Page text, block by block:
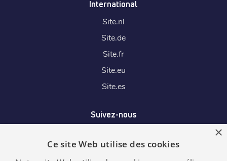
International
Site.nl
Site.de
Site.fr
Site.eu
Site.es
Suivez-nous
Nous acceptons
×
Ce site Web utilise des cookies